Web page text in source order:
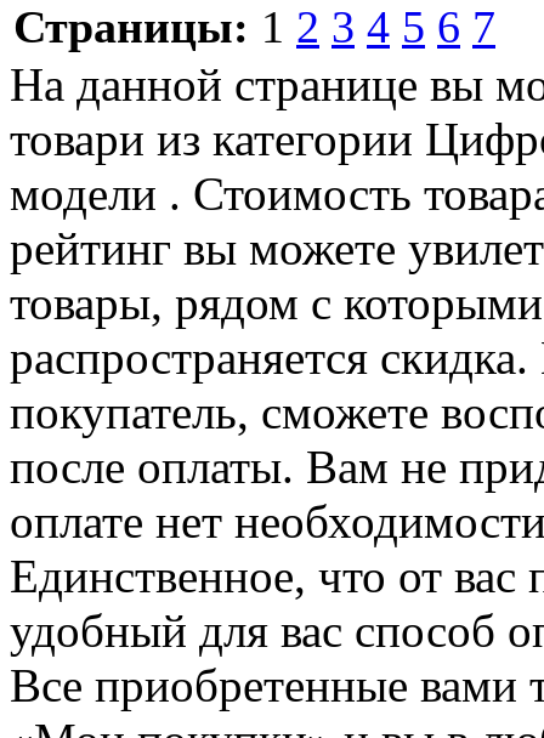
Страницы: 1 2 3 4 5 6 7
На данной странице вы
товари из категории
модели . Стоимость
рейтинг вы можете
товары, рядом с
распространяется
покупатель, сможете
после оплаты. Вам не
оплате нет
Единственное, что от вас
удобный для вас способ
Все приобретенные вами